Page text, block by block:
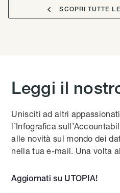
 SCOPRI TUTTE
Leggi il
Unisciti ad altri
l’Infografica
alle novità sul mondo dei
nella tua e-mail. Una volta
Aggiornati su UTOPIA!